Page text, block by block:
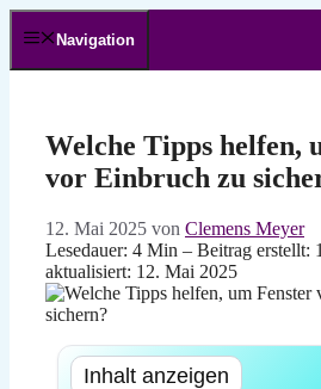
Zum
Inhalt Navigation
Welche Tipps helfen,
vor Einbruch zu
12. Mai 2025 von Clemens Meyer
Lesedauer: 4 Min – Beitrag erstellt:
aktualisiert: 12. Mai 2025
Inhalt anzeigen